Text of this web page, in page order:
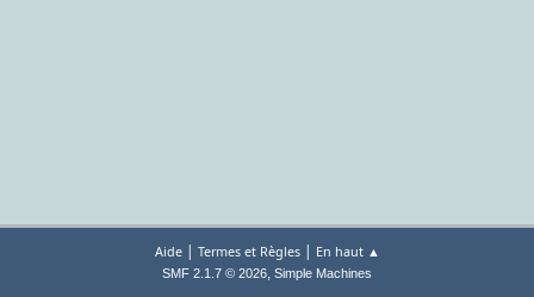
Aide| Termes et Règles| En haut ▲
SMF 2.1.7 © 2026, Simple Machines